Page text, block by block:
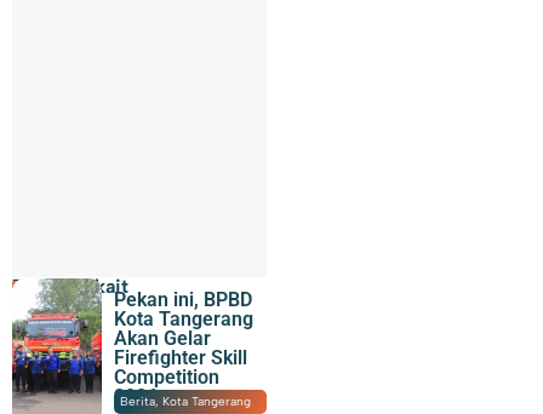
Topik Terkait
Pekan ini, BPBD
Kota Tangerang
Akan Gelar
Firefighter Skill
Competition
2026
09/08/2026|19:58
Berita,Kota Tangerang